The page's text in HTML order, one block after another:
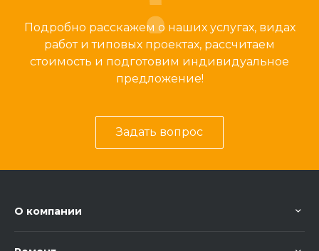
Подробно расскажем о наших услугах, видах
работ и типовых проектах, рассчитаем
стоимость и подготовим индивидуальное
предложение!
Задать вопрос
О компании